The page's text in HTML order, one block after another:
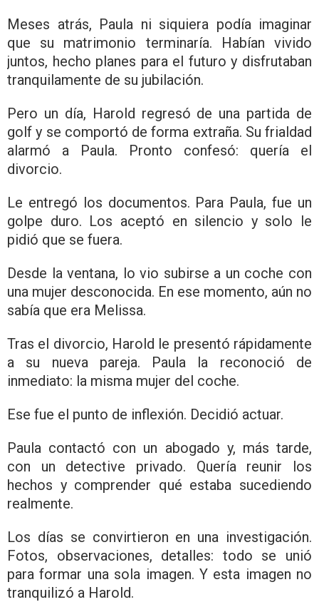
Meses atrás, Paula ni siquiera podía imaginar
que su matrimonio terminaría. Habían vivido
juntos, hecho planes para el futuro y disfrutaban
tranquilamente de su jubilación.
Pero un día, Harold regresó de una partida de
golf y se comportó de forma extraña. Su frialdad
alarmó a Paula. Pronto confesó: quería el
divorcio.
Le entregó los documentos. Para Paula, fue un
golpe duro. Los aceptó en silencio y solo le
pidió que se fuera.
Desde la ventana, lo vio subirse a un coche con
una mujer desconocida. En ese momento, aún no
sabía que era Melissa.
Tras el divorcio, Harold le presentó rápidamente
a su nueva pareja. Paula la reconoció de
inmediato: la misma mujer del coche.
Ese fue el punto de inflexión. Decidió actuar.
Paula contactó con un abogado y, más tarde,
con un detective privado. Quería reunir los
hechos y comprender qué estaba sucediendo
realmente.
Los días se convirtieron en una investigación.
Fotos, observaciones, detalles: todo se unió
para formar una sola imagen. Y esta imagen no
tranquilizó a Harold.